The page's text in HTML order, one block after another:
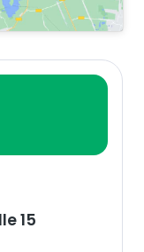
15